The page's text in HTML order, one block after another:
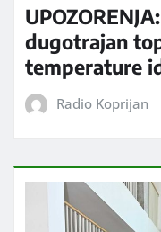
dugotrajan
temperature
Radio Koprijan